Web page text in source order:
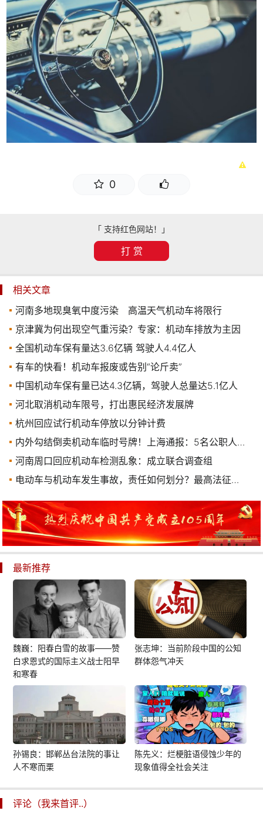
0
「 支持红色网站！」
打 赏
相关文章
河南多地现臭氧中度污染 高温天气机动车将限行
京津冀为何出现空气重污染？专家：机动车排放为主因
全国机动车保有量达3.6亿辆 驾驶人4.4亿人
有车的快看！机动车报废或告别“论斤卖”
中国机动车保有量已达4.3亿辆，驾驶人总量达5.1亿人
河北取消机动车限号，打出惠民经济发展牌
杭州回应试行机动车停放以分钟计费
内外勾结倒卖机动车临时号牌！上海通报：5名公职人员被查处！详情披露
河南周口回应机动车检测乱象：成立联合调查组
电动车与机动车发生事故，责任如何划分？最高法征求意见
最新推荐
魏巍：阳春白雪的故事——赞
白求恩式的国际主义战士阳早
和寒春
张志坤：当前阶段中国的公知
群体怨气冲天
孙锡良：邯郸丛台法院的事让
人不寒而栗
陈先义：烂梗脏语侵蚀少年的
现象值得全社会关注
评论（我来首评..）